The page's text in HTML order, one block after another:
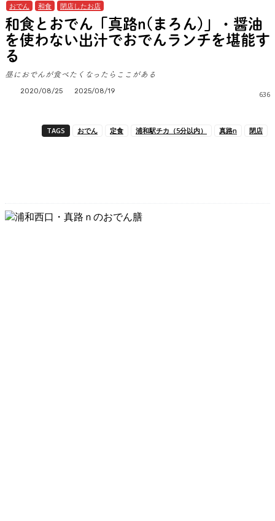
おでん 和食 閉店したお店
和食とおでん「真路n(まろん)」・醤油
を使わない出汁でおでんランチを堪能す
る
昼におでんが食べたくなったらここがある
636
2020/08/25 2025/08/19
TAGS おでん 定食 浦和駅チカ（5分以内） 真路n 閉店